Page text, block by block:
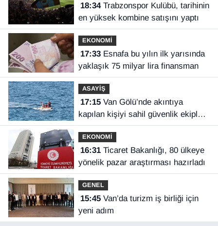
18:34Trabzonspor Kulübü, tarihinin
en yüksek kombine satışını yaptı
EKONOMİ
17:33Esnafa bu yılın ilk yarısında
yaklaşık 75 milyar lira finansman
ASAYİŞ
17:15Van Gölü’nde akıntıya
kapılan kişiyi sahil güvenlik ekipleri
kurtardı
EKONOMİ
16:31Ticaret Bakanlığı, 80 ülkeye
yönelik pazar araştırması hazırladı
GENEL
15:45Van’da turizm iş birliği için
yeni adım